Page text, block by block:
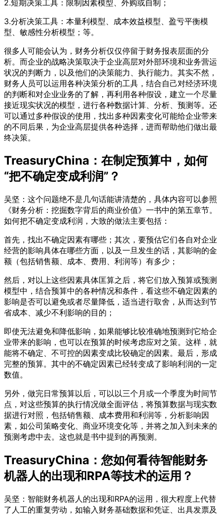
2.短期决策工具：限制因素模型、外购或自制；
3.分析决策工具：本量利模型、成本效益模型、盈亏平衡模
型、敏感性分析模型；等。
很多人可能会认为，财务分析仅仅停留于财务报表层面的分
析。而企业的战略决策取决于企业高层对外部环境和业务营运
状况的判断力，以及他们的决策能力、执行能力。其实不然，
财务人员可以运用各种决策分析的工具，结合自己对经济环境
的判断和对企业业务的了解，再利用各种假设，建立一个尽量
接近现实状况的模型，进行各种数据计算、分析、预测等。还
可以通过多种假设的使用，找出多种因素变化可能给企业带来
的不同后果，为企业高层提供各种选择，进而帮助他们做出最
终决策。
TreasuryChina：在制定预算中，如何
“把不确定变成利润”？
吴坚：这个问题绝不是几句话能讲清楚的，具体内容可以参照
《财务分析：挖掘数字背后的商业价值》一书中的第五章节。
如何把不确定变成利润，大致的做法主要包括：
首先，找出不确定因素有哪些；其次，要预估它们各自对企业
经营的影响具体在哪些方面，以及一旦发生的话，其影响的金
额（包括销售额、成本、费用、利润等）有多少；
然后，对以上这些因素具体匡算之后，将它们放入预算或预测
模型中，结合预算中的各种情况和条件，看这些不确定因素的
影响是否可以避免或者尽量降低，适当进行取舍，从而达到节
省成本、减少不利影响的目的；
即使无法避免和降低影响，如果能够比较准确地预测到它给企
业带来的影响，也可以在预算的时候考虑应对之策。这样，就
能将不确定、不可控的因素变成比较确定的因素。最后，形成
完整的预算。其中的不确定因素已经转变成了影响利润的一定
数值。
另外，做完日常预算以后，可以以三个月或一个季度为时间节
点，对这些预算的执行情况做全面评估，将预算数据与现实数
据进行对照，包括销售额、成本费用和利润等，分析影响因
素，如公司策略变化、商业环境变化等，并将之加入到未来的
预测考虑中去。这也就是书中提到的再预测。
TreasuryChina：您如何看待智能财务
机器人的出现和RPA等技术的运用？
吴坚：智能财务机器人的出现和RPA的运用，很大程度上代替
了人工的重复劳动，如输入财务基础数据和凭证、出具发票及